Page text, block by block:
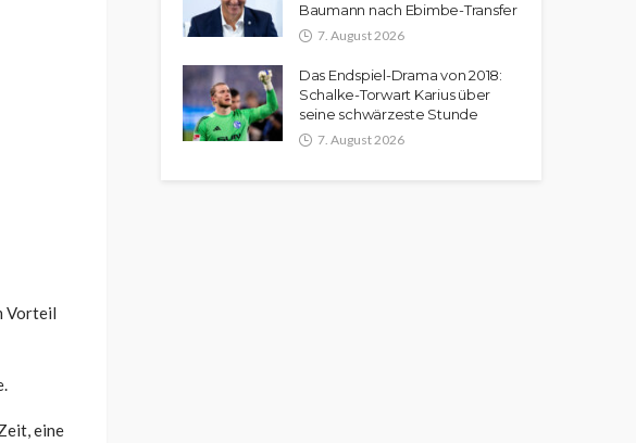
Vorteil
eine
Baumann nach Ebimbe-Transfer
7. August 2026
Das Endspiel-Drama von 2018:
Schalke-Torwart Karius über
seine schwärzeste Stunde
7. August 2026